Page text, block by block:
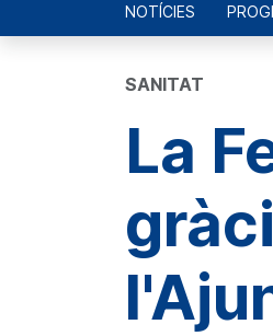
NOTÍCIES
SANITAT
La